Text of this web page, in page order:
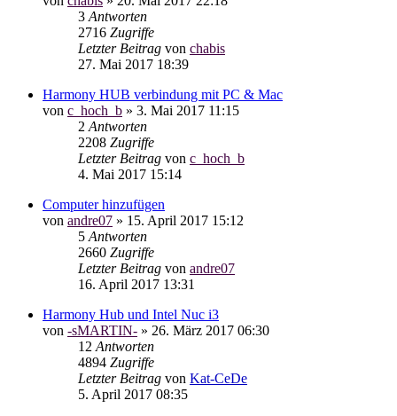
3 Antworten
2716 Zugriffe
Letzter Beitrag von chabis
27. Mai 2017 18:39
Harmony HUB verbindung mit PC & Mac
von c_hoch_b » 3. Mai 2017 11:15
2 Antworten
2208 Zugriffe
Letzter Beitrag von c_hoch_b
4. Mai 2017 15:14
Computer hinzufügen
von andre07 » 15. April 2017 15:12
5 Antworten
2660 Zugriffe
Letzter Beitrag von andre07
16. April 2017 13:31
Harmony Hub und Intel Nuc i3
von -sMARTIN- » 26. März 2017 06:30
12 Antworten
4894 Zugriffe
Letzter Beitrag von Kat-CeDe
5. April 2017 08:35